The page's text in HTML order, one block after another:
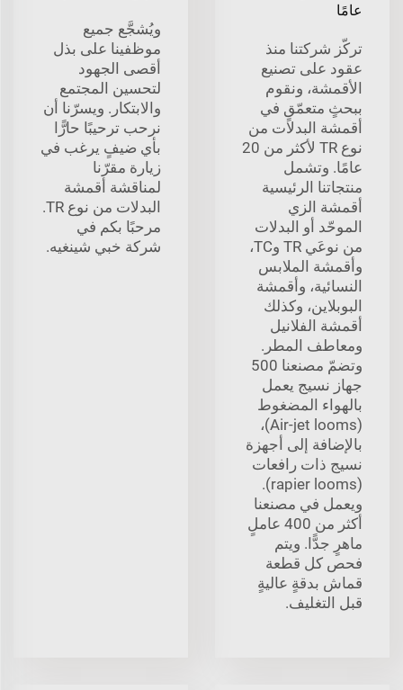
عامًا
تركّز شركتنا منذ
عقود على تصنيع
الأقمشة، ونقوم
ببحثٍ متعمّقٍ في
أقمشة البدلات من
نوع TR لأكثر من 20
عامًا. وتشمل
منتجاتنا الرئيسية
أقمشة الزي
الموحّد أو البدلات
من نوعَي TR وTC،
وأقمشة الملابس
النسائية، وأقمشة
البوبلاين، وكذلك
أقمشة الفلانيل
ومعاطف المطر.
وتضمّ مصنعنا 500
جهاز نسيج يعمل
بالهواء المضغوط
(Air-jet looms)،
بالإضافة إلى أجهزة
نسيج ذات رافعات
(rapier looms).
ويعمل في مصنعنا
أكثر من 400 عاملٍ
ماهرٍ جدًّا. ويتم
فحص كل قطعة
قماش بدقةٍ عاليةٍ
قبل التغليف.
ويُشجَّع جميع
موظفينا على بذل
أقصى الجهود
لتحسين المجتمع
والابتكار. ويسرّنا أن
نرحب ترحيبًا حارًّا
بأي ضيفٍ يرغب في
زيارة مقرّنا
لمناقشة أقمشة
البدلات من نوع TR.
مرحبًا بكم في
شركة خبي شينغيه.